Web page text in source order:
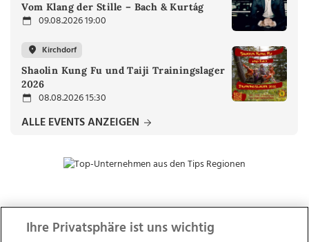
Vom Klang der Stille – Bach & Kurtág
09.08.2026 19:00
Kirchdorf
Shaolin Kung Fu und Taiji Trainingslager
2026
08.08.2026 15:30
ALLE EVENTS ANZEIGEN
ZUR NACHRICHTENÜBERSICHT
Ihre Privatsphäre ist uns wichtig